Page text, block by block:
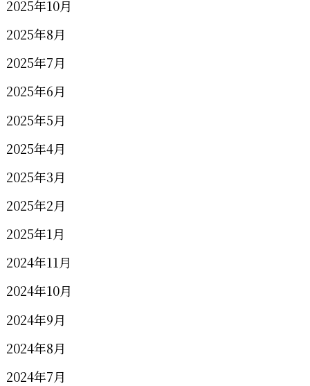
2025年10月
2025年8月
2025年7月
2025年6月
2025年5月
2025年4月
2025年3月
2025年2月
2025年1月
2024年11月
2024年10月
2024年9月
2024年8月
2024年7月